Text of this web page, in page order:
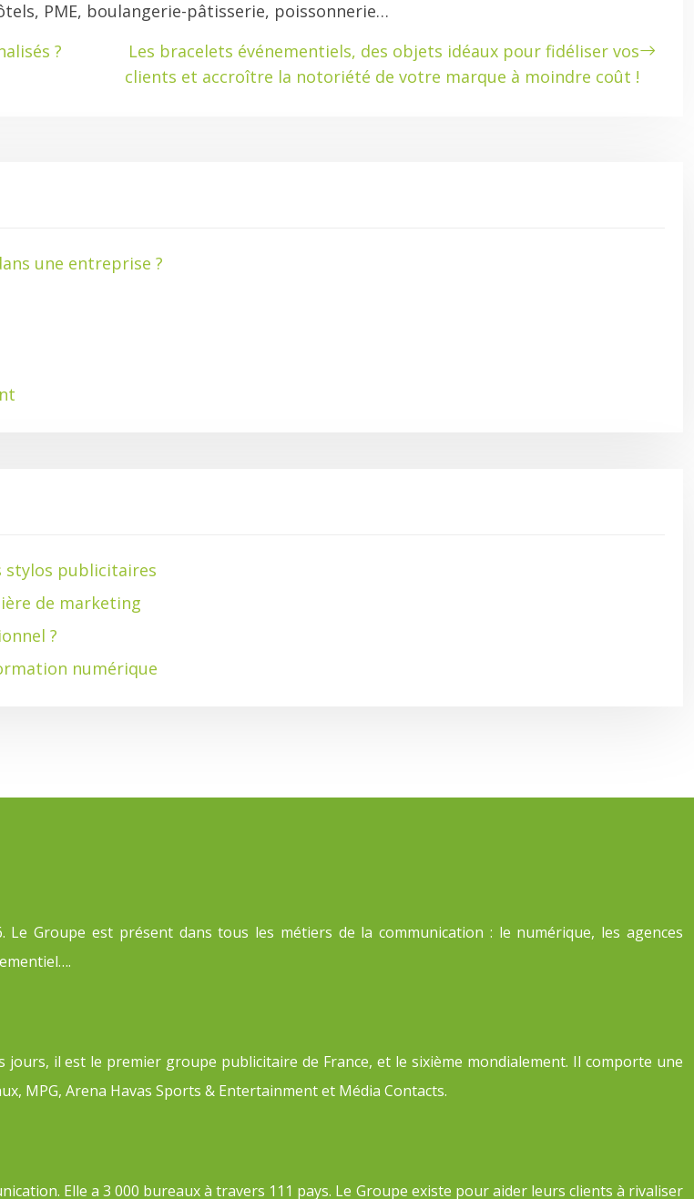
PME, boulangerie-pâtisserie, poissonnerie…
?
Les bracelets événementiels, des objets idéaux pour fidéliser vos
clients et accroître la notoriété de votre marque à moindre coût !
une entreprise ?
stylos publicitaires
de marketing
?
numérique
Groupe est présent dans tous les métiers de la communication : le numérique, les agences
il est le premier groupe publicitaire de France, et le sixième mondialement. Il comporte une
MPG, Arena Havas Sports & Entertainment et Média Contacts.
Elle a 3 000 bureaux à travers 111 pays. Le Groupe existe pour aider leurs clients à rivaliser